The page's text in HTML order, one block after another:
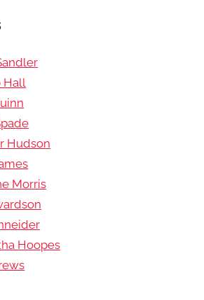
Hall
Hudson
Morris
Hoopes